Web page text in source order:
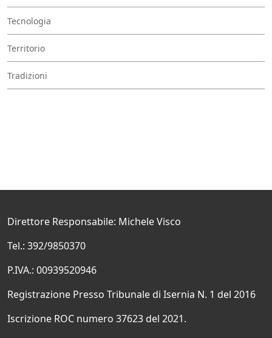
Tecnologia
Territorio
Tradizioni
Direttore Responsabile: Michele Visco
Tel.: 392/9850370
P.IVA.: 00939520946
Registrazione Presso Tribunale di Isernia N. 1 del 2016
Iscrizione ROC numero 37623 del 2021.